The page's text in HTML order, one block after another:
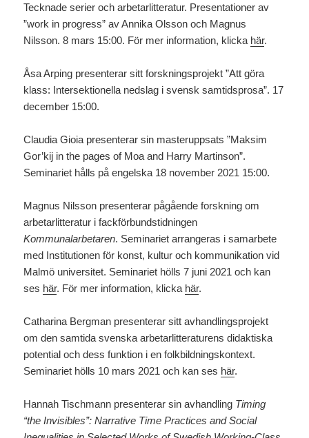
Tecknade serier och arbetarlitteratur. Presentationer av
”work in progress” av Annika Olsson och Magnus
Nilsson. 8 mars 15:00. För mer information, klicka här.
Åsa Arping presenterar sitt forskningsprojekt ”Att göra
klass: Intersektionella nedslag i svensk samtidsprosa”. 17
december 15:00.
Claudia Gioia presenterar sin masteruppsats ”Maksim
Gor’kij in the pages of Moa and Harry Martinson”.
Seminariet hålls på engelska 18 november 2021 15:00.
Magnus Nilsson presenterar pågående forskning om
arbetarlitteratur i fackförbundstidningen
Kommunalarbetaren. Seminariet arrangeras i samarbete
med Institutionen för konst, kultur och kommunikation vid
Malmö universitet. Seminariet hölls 7 juni 2021 och kan
ses här. För mer information, klicka här.
Catharina Bergman presenterar sitt avhandlingsprojekt
om den samtida svenska arbetarlitteraturens didaktiska
potential och dess funktion i en folkbildningskontext.
Seminariet hölls 10 mars 2021 och kan ses här.
Hannah Tischmann presenterar sin avhandling Timing
“the Invisibles”: Narrative Time Practices and Social